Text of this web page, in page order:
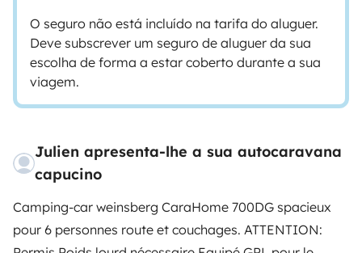
O seguro não está incluído na tarifa do aluguer.
Deve subscrever um seguro de aluguer da sua
escolha de forma a estar coberto durante a sua
viagem.
Julien apresenta-lhe a sua autocaravana
capucino
Camping-car weinsberg CaraHome 700DG spacieux
pour 6 personnes route et couchages. ATTENTION: